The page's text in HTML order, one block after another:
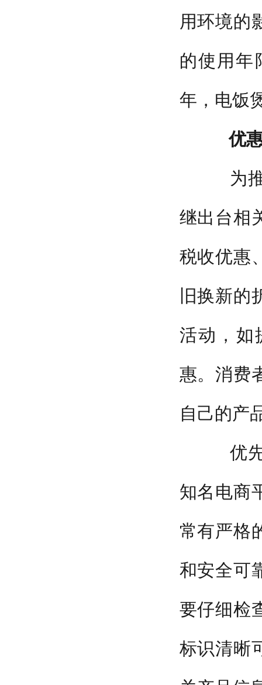
用环境的
的使用年
年，电饭
优
为推
继出台相
税收优惠
旧换新
活动，如
惠。消费
自己的产
优先
知名电商
常有严格
和安全可
要仔细检
标识清晰